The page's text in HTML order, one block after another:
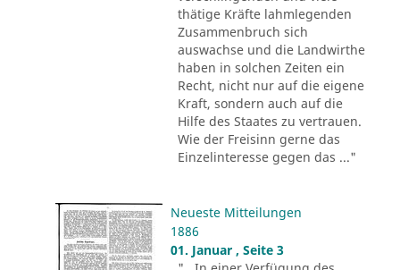
thätige Kräfte lahmlegenden
Zusammenbruch sich
auswachse und die Landwirthe
haben in solchen Zeiten ein
Recht, nicht nur auf die eigene
Kraft, sondern auch auf die
Hilfe des Staates zu vertrauen.
Wie der Freisinn gerne das
Einzelinteresse gegen das ..."
Neueste Mitteilungen
1886
01. Januar , Seite 3